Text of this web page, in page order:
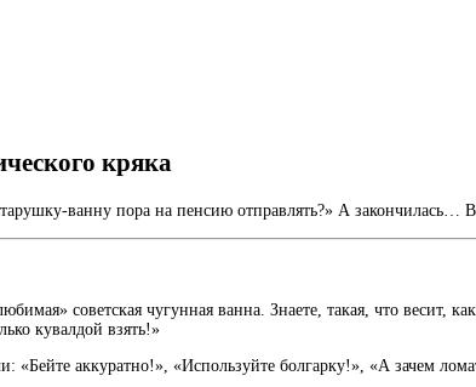
кряка
ванну пора на пенсию отправлять?» А закончилась…
советская чугунная ванна. Знаете, такая, что весит,
кувалдой взять!»
аккуратно!», «Используйте болгарку!», «А зачем